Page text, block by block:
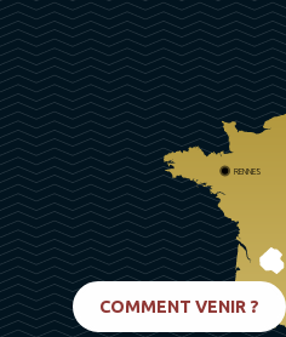
RENNES
COMMENT VENIR ?